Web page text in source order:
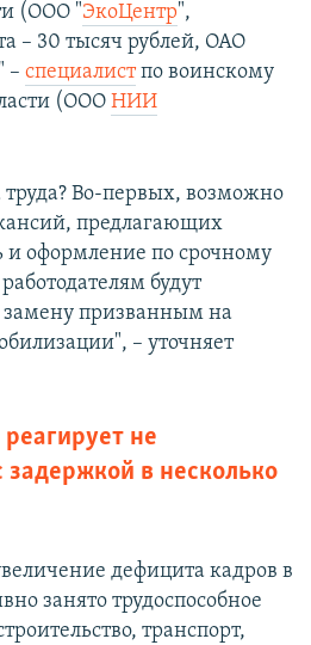
(ООО "ЭкоЦентр",
– 30 тысяч рублей, ОАО
– специалистпо воинскому
(ООО НИИ
Во-первых, возможно
предлагающих
и оформление по срочному
будут
призванным на
– уточняет
не
в несколько
дефицита кадров в
занято трудоспособное
транспорт,